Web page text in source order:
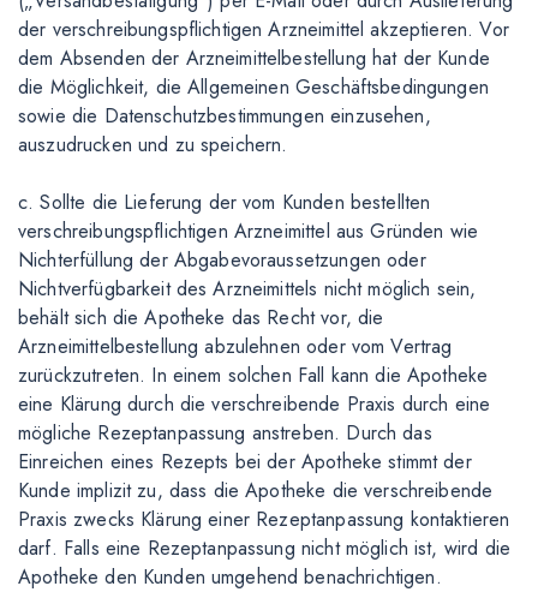
der verschreibungspflichtigen Arzneimittel akzeptieren. Vor
dem Absenden der Arzneimittelbestellung hat der Kunde
die Möglichkeit, die Allgemeinen Geschäftsbedingungen
sowie die Datenschutzbestimmungen einzusehen,
auszudrucken und zu speichern.
c. Sollte die Lieferung der vom Kunden bestellten
verschreibungspflichtigen Arzneimittel aus Gründen wie
Nichterfüllung der Abgabevoraussetzungen oder
Nichtverfügbarkeit des Arzneimittels nicht möglich sein,
behält sich die Apotheke das Recht vor, die
Arzneimittelbestellung abzulehnen oder vom Vertrag
zurückzutreten. In einem solchen Fall kann die Apotheke
eine Klärung durch die verschreibende Praxis durch eine
mögliche Rezeptanpassung anstreben. Durch das
Einreichen eines Rezepts bei der Apotheke stimmt der
Kunde implizit zu, dass die Apotheke die verschreibende
Praxis zwecks Klärung einer Rezeptanpassung kontaktieren
darf. Falls eine Rezeptanpassung nicht möglich ist, wird die
Apotheke den Kunden umgehend benachrichtigen.